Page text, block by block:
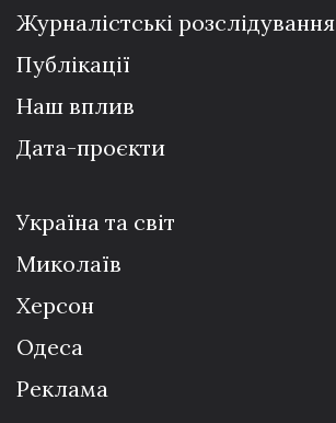
Журналістські розслідування
Публікації
Наш вплив
Дата-проєкти
Україна та світ
Миколаїв
Херсон
Одеса
Реклама